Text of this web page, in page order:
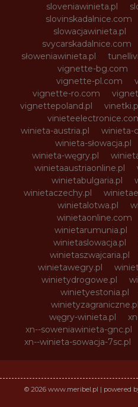
sloveniawinieta.pl
slovinskadalnice.com
slowacjawinieta.pl
svycarskadalnice.com
słoweniawinieta.pl
vignette-bg.com
vignette-pl.com
vignette-ro.com
vignettepoland.pl
winieta-austria.pl
winieta-
winieta-słowacja.pl
winieta-węgry.pl
winietaaustriaonline.pl
winietabulgaria.pl
winietaczechy.pl
winietalotwa.pl
winietaonline.com
winietarumunia.pl
winietaslowacja.pl
winietaszwajcaria.pl
winietawegry.pl
winietydrogowe.pl
winietyestonia.pl
winietyzagraniczne.pl
węgry-winieta.pl
xn--soweniawinieta-gnc.pl
xn--winieta-sowacja-7sc.pl
© 2026 www.meribel.pl | powered